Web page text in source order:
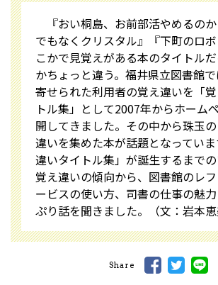
『おい桐島、お前部活やめるの
でもなくクリスタル』『下町のロボ
こかで見覚えがある本のタイトル
かちょっと違う。福井県立図書館
寄せられた利用者の覚え違いを「
トル集」として2007年からホーム
開してきました。その中から珠玉
違いを集めた本が話題となってい
違いタイトル集」が誕生するまで
覚え違いの傾向から、図書館のレ
ービスの使い方、司書の仕事の魅
ぷり話を聞きました。（文：岩本恵
Share